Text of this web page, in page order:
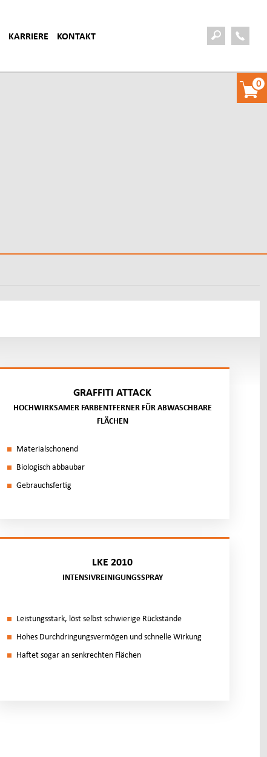
KARRIERE KONTAKT
0
GRAFFITI ATTACK
HOCHWIRKSAMER FARBENTFERNER FÜR ABWASCHBARE
FLÄCHEN
Ma­te­ri­al­scho­nend
Bio­lo­gisch ab­bau­bar
Ge­brauchs­fer­tig
LKE 2010
INTENSIVREINIGUNGSSPRAY
Leis­tungs­stark, löst selbst schwie­ri­ge Rück­stän­de
Ho­hes Durch­drin­gungs­ver­mö­gen und schnel­le Wir­kung
Haf­tet so­gar an senk­rech­ten Flä­chen